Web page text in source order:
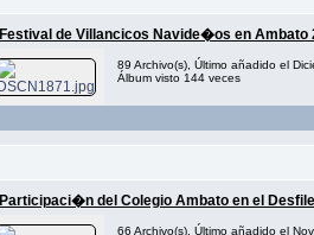
Festival de Villancicos Navide�os en Ambato
89 Archivo(s), Último añadido el
Álbum visto 144 veces
Participaci�n del Colegio Ambato en el
66 Archivo(s), Último añadido el